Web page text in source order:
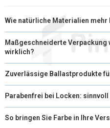
Wie natürliche Materialien
Maßgeschneiderte Verpackung
wirklich?
Zuverlässige Ballastprodukte
Parabenfrei bei Locken:
So bringen Sie Farbe in Ihre